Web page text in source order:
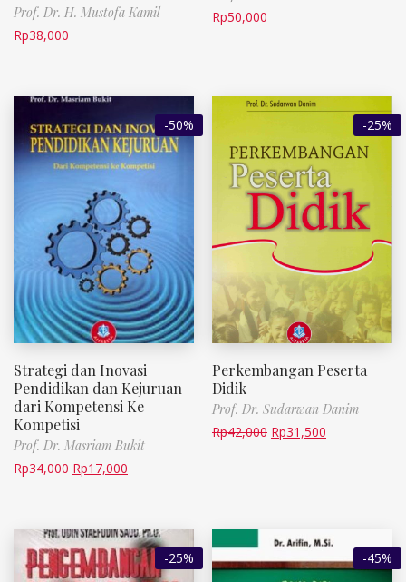
Prof. Dr. H. Mustofa Kamil
Rp38,000
Rp50,000
-50%
Strategi dan Inovasi
Pendidikan dan Kejuruan
dari Kompetensi Ke
Kompetisi
Prof. Dr. Masriam Bukit
Rp34,000 Rp17,000
-25%
Perkembangan Peserta
Didik
Prof. Dr. Sudarwan Danim
Rp42,000 Rp31,500
-25% -45%